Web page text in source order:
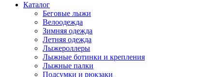
Каталог
Беговые лыжи
Велоодежда
Зимняя одежда
Летняя одежда
Лыжероллеры
Лыжные ботинки и крепления
Лыжные палки
Подсумки и рюкзаки